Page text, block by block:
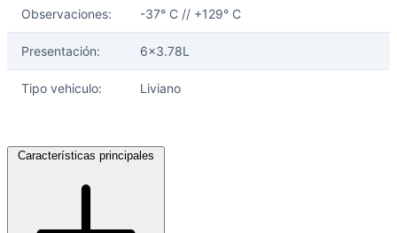
Observaciones: -37° C // +129° C
Presentación: 6x3.78L
Tipo vehiculo: Liviano
Características principales